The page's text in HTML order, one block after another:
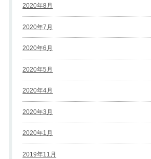
2020年8月
2020年7月
2020年6月
2020年5月
2020年4月
2020年3月
2020年1月
2019年11月